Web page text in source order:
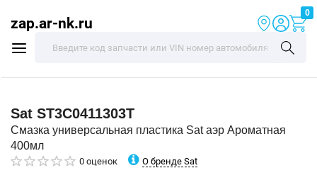
zap.ar-nk.ru
0
Sat ST3C0411303T
Смазка универсальная пластика Sat аэр Ароматная
400мл
0 оценок О бренде Sat